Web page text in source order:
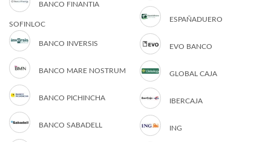
BANCO FINANTIA
SOFINLOC
BANCO INVERSIS
BANCO MARE NOSTRUM
BANCO PICHINCHA
BANCO SABADELL
ESPAÑADUERO
EVO BANCO
GLOBAL CAJA
IBERCAJA
ING